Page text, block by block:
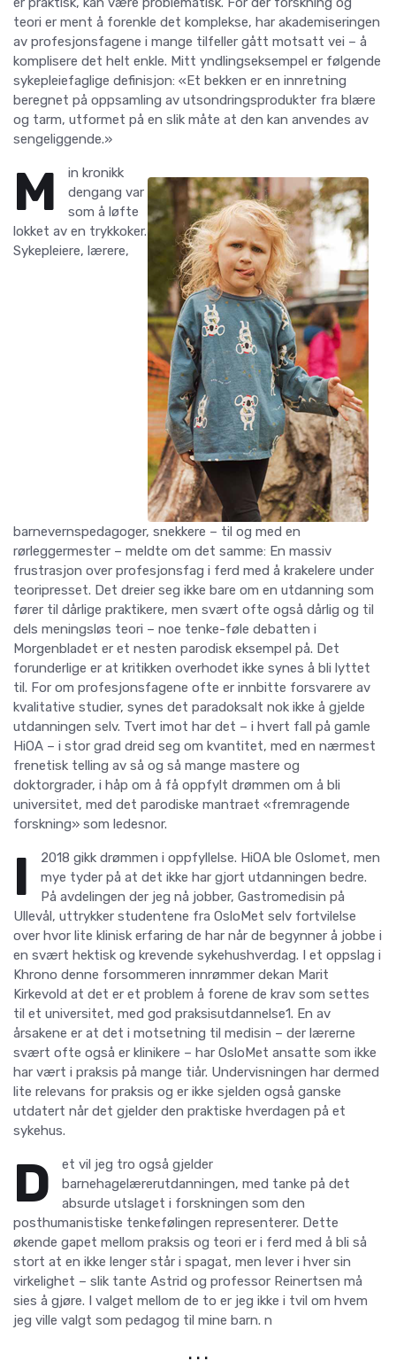
teori er ment å forenkle det komplekse, har akademiseringen
av profesjonsfagene i mange tilfeller gått motsatt vei – å
komplisere det helt enkle. Mitt yndlingseksempel er følgende
sykepleiefaglige definisjon: «Et bekken er en innretning
beregnet på oppsamling av utsondringsprodukter fra blære
og tarm, utformet på en slik måte at den kan anvendes av
sengeliggende.»
M
in kronikk
dengang var
som å løfte
lokket av en trykkoker.
Sykepleiere, lærere,
barnevernspedagoger, snekkere – til og med en
rørleggermester – meldte om det samme: En massiv
frustrasjon over profesjonsfag i ferd med å krakelere under
teoripresset. Det dreier seg ikke bare om en utdanning som
fører til dårlige praktikere, men svært ofte også dårlig og til
dels meningsløs teori – noe tenke-føle debatten i
Morgenbladet er et nesten parodisk eksempel på. Det
forunderlige er at kritikken overhodet ikke synes å bli lyttet
til. For om profesjonsfagene ofte er innbitte forsvarere av
kvalitative studier, synes det paradoksalt nok ikke å gjelde
utdanningen selv. Tvert imot har det – i hvert fall på gamle
HiOA – i stor grad dreid seg om kvantitet, med en nærmest
frenetisk telling av så og så mange mastere og
doktorgrader, i håp om å få oppfylt drømmen om å bli
universitet, med det parodiske mantraet «fremragende
forskning» som ledesnor.
I
2018 gikk drømmen i oppfyllelse. HiOA ble Oslomet, men
mye tyder på at det ikke har gjort utdanningen bedre.
På avdelingen der jeg nå jobber, Gastromedisin på
Ullevål, uttrykker studentene fra OsloMet selv fortvilelse
over hvor lite klinisk erfaring de har når de begynner å jobbe i
en svært hektisk og krevende sykehushverdag. I et oppslag i
Khrono denne forsommeren innrømmer dekan Marit
Kirkevold at det er et problem å forene de krav som settes
til et universitet, med god praksisutdannelse1. En av
årsakene er at det i motsetning til medisin – der lærerne
svært ofte også er klinikere – har OsloMet ansatte som ikke
har vært i praksis på mange tiår. Undervisningen har dermed
lite relevans for praksis og er ikke sjelden også ganske
utdatert når det gjelder den praktiske hverdagen på et
sykehus.
D
et vil jeg tro også gjelder
barnehagelærerutdanningen, med tanke på det
absurde utslaget i forskningen som den
posthumanistiske tenkefølingen representerer. Dette
økende gapet mellom praksis og teori er i ferd med å bli så
stort at en ikke lenger står i spagat, men lever i hver sin
virkelighet – slik tante Astrid og professor Reinertsen må
sies å gjøre. I valget mellom de to er jeg ikke i tvil om hvem
jeg ville valgt som pedagog til mine barn. n
. . .